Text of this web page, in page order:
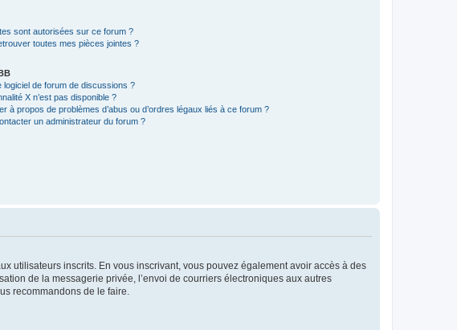
sont autorisées sur ce forum ?
toutes mes pièces jointes ?
logiciel de forum de discussions ?
X n’est pas disponible ?
à propos de problèmes d’abus ou d’ordres légaux liés à ce forum ?
un administrateur du forum ?
utilisateurs inscrits. En vous inscrivant, vous pouvez également avoir accès à des
de la messagerie privée, l’envoi de courriers électroniques aux autres
recommandons de le faire.